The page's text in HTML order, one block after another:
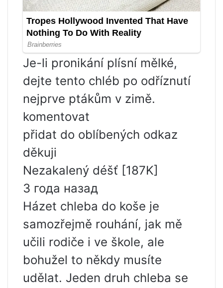
Je-li pronikání plísní mělké,
dejte tento chléb po odříznutí
nejprve ptákům v zimě.
komentovat
přidat do oblíbených odkaz
děkuji
Nezakalený déšť [187K]
3 года назад
Házet chleba do koše je
samozřejmě rouhání, jak mě
učili rodiče i ve škole, ale
bohužel to někdy musíte
udělat. Jeden druh chleba se